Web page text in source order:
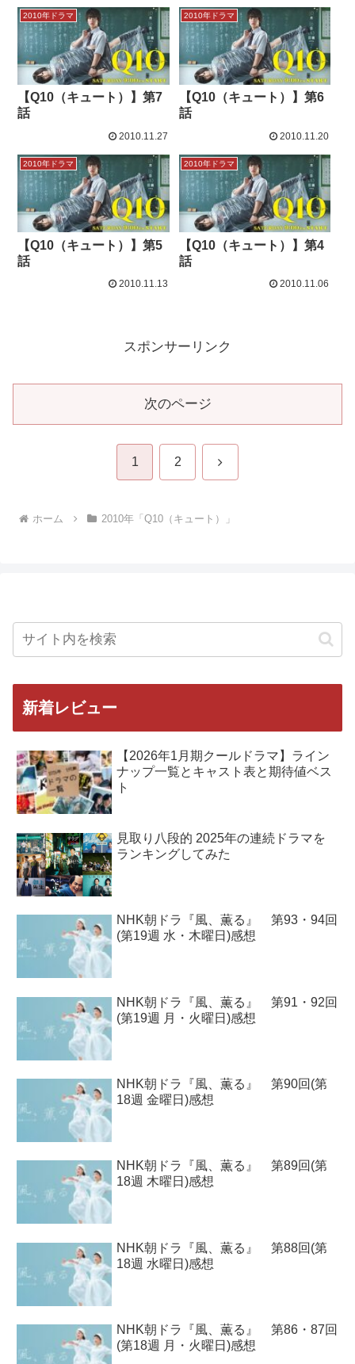
2010年ドラマ
【Q10（キュート）】第7
話
2010.11.27
2010年ドラマ
【Q10（キュート）】第6
話
2010.11.20
2010年ドラマ
【Q10（キュート）】第5
話
2010.11.13
2010年ドラマ
【Q10（キュート）】第4
話
2010.11.06
スポンサーリンク
次のページ
1 2 次
ホーム 2010年「Q10（キュート）」
新着レビュー
【2026年1月期クールドラマ】ライン
ナップ一覧とキャスト表と期待値ベス
ト
見取り八段的 2025年の連続ドラマを
ランキングしてみた
NHK朝ドラ『風、薫る』 第93・94回
(第19週 水・木曜日)感想
NHK朝ドラ『風、薫る』 第91・92回
(第19週 月・火曜日)感想
NHK朝ドラ『風、薫る』 第90回(第
18週 金曜日)感想
NHK朝ドラ『風、薫る』 第89回(第
18週 木曜日)感想
NHK朝ドラ『風、薫る』 第88回(第
18週 水曜日)感想
NHK朝ドラ『風、薫る』 第86・87回
(第18週 月・火曜日)感想